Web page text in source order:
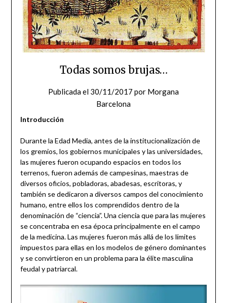
Todas somos brujas…
Publicada el 30/11/2017 por Morgana
Barcelona
Introducción
Durante la Edad Media, antes de la institucionalización de
los gremios, los gobiernos municipales y las universidades,
las mujeres fueron ocupando espacios en todos los
terrenos, fueron además de campesinas, maestras de
diversos oficios, pobladoras, abadesas, escritoras, y
también se dedicaron a diversos campos del conocimiento
humano, entre ellos los comprendidos dentro de la
denominación de “ciencia”. Una ciencia que para las mujeres
se concentraba en esa época principalmente en el campo
de la medicina. Las mujeres fueron más allá de los límites
impuestos para ellas en los modelos de género dominantes
y se convirtieron en un problema para la élite masculina
feudal y patriarcal.